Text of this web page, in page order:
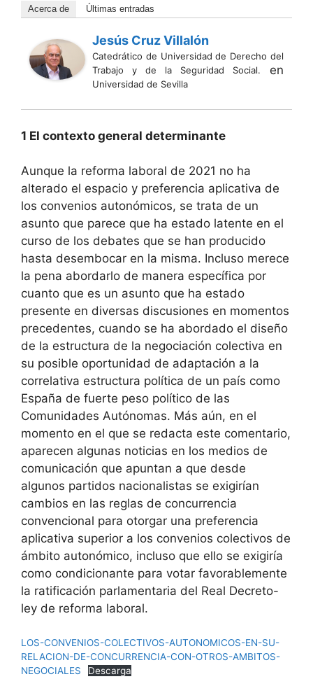
Acerca de Últimas entradas
Jesús Cruz Villalón
Catedrático de Universidad de Derecho del
Trabajo y de la Seguridad Social.
en
Universidad de Sevilla
1 El contexto general determinante
Aunque la reforma laboral de 2021 no ha
alterado el espacio y preferencia aplicativa de
los convenios autonómicos, se trata de un
asunto que parece que ha estado latente en el
curso de los debates que se han producido
hasta desembocar en la misma. Incluso merece
la pena abordarlo de manera específica por
cuanto que es un asunto que ha estado
presente en diversas discusiones en momentos
precedentes, cuando se ha abordado el diseño
de la estructura de la negociación colectiva en
su posible oportunidad de adaptación a la
correlativa estructura política de un país como
España de fuerte peso político de las
Comunidades Autónomas. Más aún, en el
momento en el que se redacta este comentario,
aparecen algunas noticias en los medios de
comunicación que apuntan a que desde
algunos partidos nacionalistas se exigirían
cambios en las reglas de concurrencia
convencional para otorgar una preferencia
aplicativa superior a los convenios colectivos de
ámbito autonómico, incluso que ello se exigiría
como condicionante para votar favorablemente
la ratificación parlamentaria del Real Decreto-
ley de reforma laboral.
LOS-CONVENIOS-COLECTIVOS-AUTONOMICOS-EN-SU-
RELACION-DE-CONCURRENCIA-CON-OTROS-AMBITOS-
NEGOCIALES
Descarga